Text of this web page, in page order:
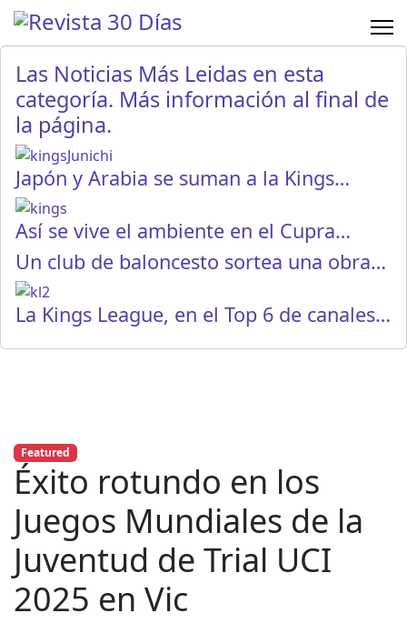
Las Noticias Más Leidas en esta
categoría. Más información al final de
la página.
Japón y Arabia se suman a la Kings…
Así se vive el ambiente en el Cupra…
Un club de baloncesto sortea una obra…
La Kings League, en el Top 6 de canales…
Featured
Éxito rotundo en los
Juegos Mundiales de la
Juventud de Trial UCI
2025 en Vic